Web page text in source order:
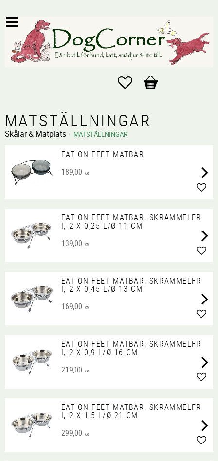
Favoriter
Kundvagn
MATSTÄLLNINGAR
Skålar & Matplats MATSTÄLLNINGAR
EAT ON FEET MATBAR
189,00 KR
EAT ON FEET MATBAR, SKRAMMELFR
I, 2 X 0,25 L/Ø 11 CM
139,00 KR
EAT ON FEET MATBAR, SKRAMMELFR
I, 2 X 0,45 L/Ø 13 CM
169,00 KR
EAT ON FEET MATBAR, SKRAMMELFR
I, 2 X 0,9 L/Ø 16 CM
219,00 KR
EAT ON FEET MATBAR, SKRAMMELFR
I, 2 X 1,5 L/Ø 21 CM
299,00 KR